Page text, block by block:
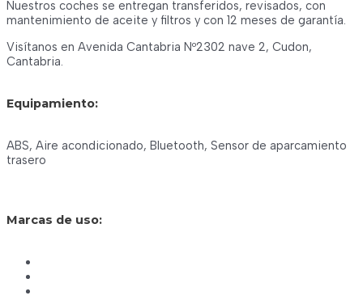
Nuestros coches se entregan transferidos, revisados, con
mantenimiento de aceite y filtros y con 12 meses de garantía.
Visítanos en Avenida Cantabria Nº2302 nave 2, Cudon,
Cantabria.
Equipamiento:
ABS, Aire acondicionado, Bluetooth, Sensor de aparcamiento
trasero
Marcas de uso: